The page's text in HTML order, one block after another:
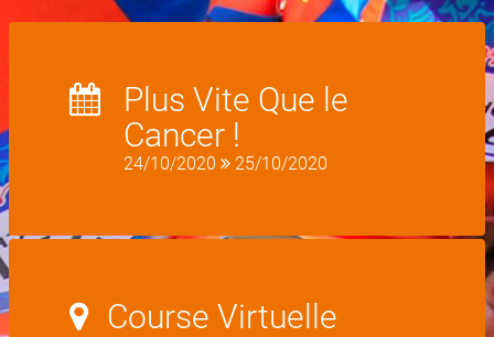
Plus Vite Que le
Cancer !
24/10/2020 25/10/2020
Course Virtuelle